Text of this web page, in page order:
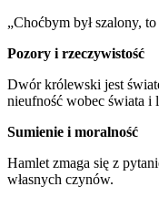
„Choćbym był szalony,
Pozory i rzeczywistość
Dwór królewski jest
nieufność wobec świata i
Sumienie i moralność
Hamlet zmaga się z
własnych czynów.